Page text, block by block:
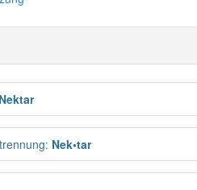
Nektar
: Nek•tar